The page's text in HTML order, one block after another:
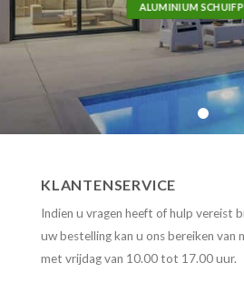
ALUMINIUM
KLANTENSERVICE
Indien u vragen heeft of hulp vereist
uw bestelling kan u ons bereiken van
met vrijdag van 10.00 tot 17.00 uur.